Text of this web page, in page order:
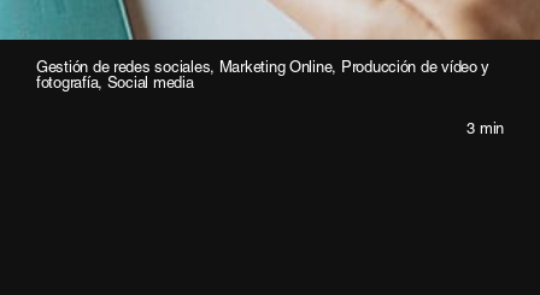
Gestión de redes sociales, Marketing Online, Producción de vídeo y
fotografía, Social media
3 min